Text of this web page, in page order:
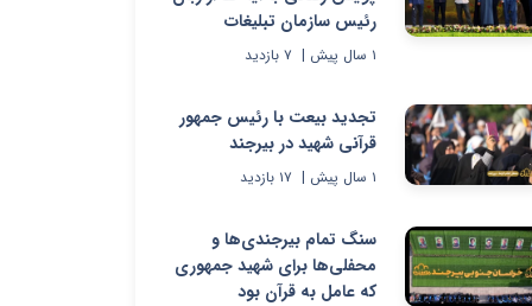
رئیس سازمان تبلیغات
۱ سال پیش | ۷ بازدید
تجدید بیعت با رئیس جمهور
قرآنی شهید در بیرجند
۱ سال پیش | ۱۷ بازدید
سنگ تمام بیرجندی‌ها و
محفلی‌ها برای شهید جمهوری
که عامل به قرآن بود